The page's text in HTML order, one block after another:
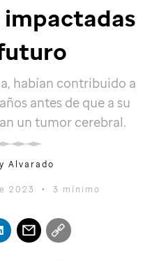
impactadas
habían contribuido a
antes de que a su
un tumor cerebral.
Alvarado
2023 • 3 mínimo